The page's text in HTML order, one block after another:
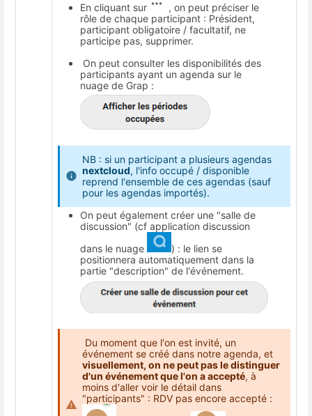
En cliquant sur
, on peut préciser le
rôle de chaque participant : Président,
participant obligatoire / facultatif, ne
participe pas, supprimer.
On peut consulter les disponibilités des
participants ayant un agenda sur le
nuage de Grap :
NB : si un participant a plusieurs agendas
nextcloud, l'info occupé / disponible
reprend l'ensemble de ces agendas (sauf
pour les agendas importés).
On peut également créer une "salle de
discussion" (cf application discussion
dans le nuage
) : le lien se
positionnera automatiquement dans la
partie "description" de l'événement.
Du moment que l'on est invité, un
événement se créé dans notre agenda, et
visuellement, on ne peut pas le distinguer
d'un événement que l'on a accepté, à
moins d'aller voir le détail dans
"participants" : RDV pas encore accepté :